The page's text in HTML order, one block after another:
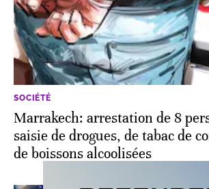
SOCIÉTÉ
Marrakech: arrestation de 8
saisie de drogues, de tabac de
de boissons alcoolisées